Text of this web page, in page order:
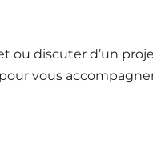
ou discuter d’un
vous